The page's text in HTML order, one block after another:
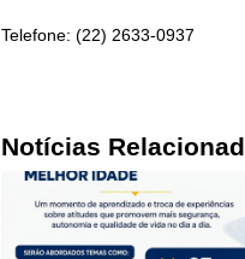
Telefone: (22) 2633-0937
Notícias